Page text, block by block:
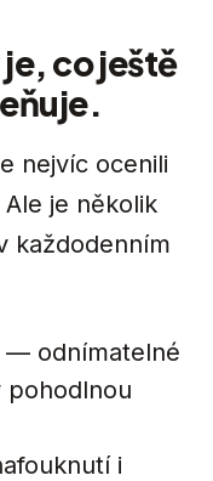
co ještě
nejvíc ocenili
je několik
každodenním
— odnímatelné
pohodlnou
i